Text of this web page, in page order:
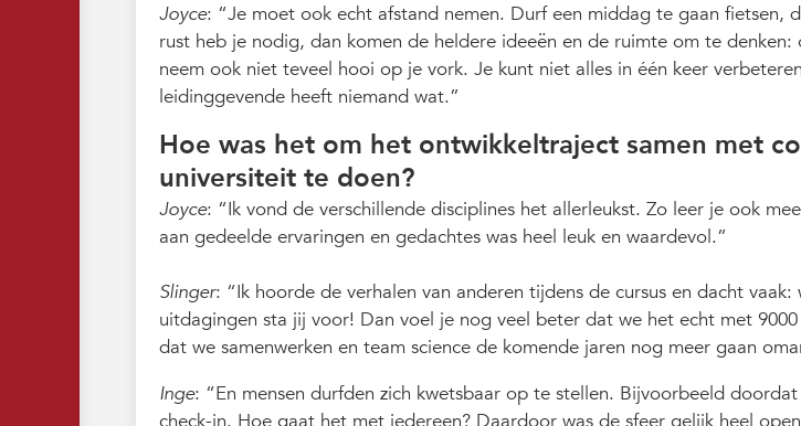
Joyce:
Je moet ook echt afstand nemen. Durf een middag te gaan fietsen,
rust heb je nodig, dan komen de heldere ideeën en de ruimte om te denken:
neem ook niet teveel hooi op je vork. Je kunt niet alles in één keer
leidinggevende heeft niemand wat.
Hoe was het om het ontwikkeltraject samen met
universiteit te doen?
Joyce:
Ik vond de verschillende disciplines het allerleukst. Zo leer je ook
aan gedeelde ervaringen en gedachtes was heel leuk en waardevol.
Slinger:
Ik hoorde de verhalen van anderen tijdens de cursus en dacht
uitdagingen sta jij voor! Dan voel je nog veel beter dat we het echt met
dat we samenwerken en team science de komende jaren nog meer gaan
Inge:
En mensen durfden zich kwetsbaar op te stellen. Bijvoorbeeld